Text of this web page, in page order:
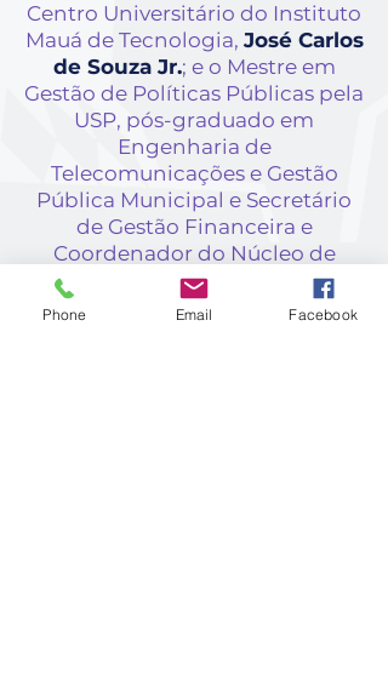
Centro Universitário do Instituto
Mauá de Tecnologia, José Carlos
de Souza Jr.; e o Mestre em
Gestão de Políticas Públicas pela
USP, pós-graduado em
Engenharia de
Telecomunicações e Gestão
Pública Municipal e Secretário
de Gestão Financeira e
Coordenador do Núcleo de
Inovação Tecnológica de Santo
Pedro Seno.
Phone Email Facebook